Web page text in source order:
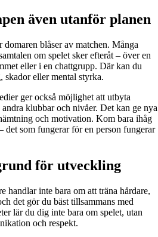
även utanför planen
domaren blåser av matchen. Många
om spelet sker efteråt – över en
eller i en chattgrupp. Där kan du
skador eller mental styrka.
ger också möjlighet att utbyta
klubbar och nivåer. Det kan ge nya
och motivation. Kom bara ihåg
det som fungerar för en person fungerar
för utveckling
handlar inte bara om att träna hårdare,
det gör du bäst tillsammans med
lär du dig inte bara om spelet, utan
och respekt.